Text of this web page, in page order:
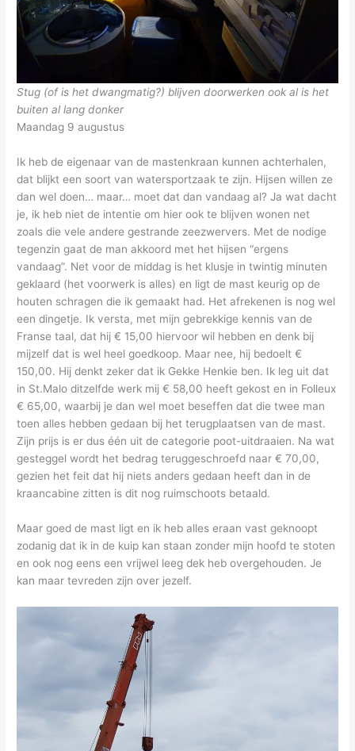
Stug (of is het dwangmatig?) blijven doorwerken ook al is het
buiten al lang donker
Maandag 9 augustus
Ik heb de eigenaar van de mastenkraan kunnen achterhalen,
dat blijkt een soort van watersportzaak te zijn. Hijsen willen ze
dan wel doen… maar… moet dat dan vandaag al? Ja wat dacht
je, ik heb niet de intentie om hier ook te blijven wonen net
zoals die vele andere gestrande zeezwervers. Met de nodige
tegenzin gaat de man akkoord met het hijsen “ergens
vandaag”. Net voor de middag is het klusje in twintig minuten
geklaard (het voorwerk is alles) en ligt de mast keurig op de
houten schragen die ik gemaakt had. Het afrekenen is nog wel
een dingetje. Ik versta, met mijn gebrekkige kennis van de
Franse taal, dat hij € 15,00 hiervoor wil hebben en denk bij
mijzelf dat is wel heel goedkoop. Maar nee, hij bedoelt €
150,00. Hij denkt zeker dat ik Gekke Henkie ben. Ik leg uit dat
in St.Malo ditzelfde werk mij € 58,00 heeft gekost en in Folleux
€ 65,00, waarbij je dan wel moet beseffen dat die twee man
toen alles hebben gedaan bij het terugplaatsen van de mast.
Zijn prijs is er dus één uit de categorie poot-uitdraaien. Na wat
gesteggel wordt het bedrag teruggeschroefd naar € 70,00,
gezien het feit dat hij niets anders gedaan heeft dan in de
kraancabine zitten is dit nog ruimschoots betaald.
Maar goed de mast ligt en ik heb alles eraan vast geknoopt
zodanig dat ik in de kuip kan staan zonder mijn hoofd te stoten
en ook nog eens een vrijwel leeg dek heb overgehouden. Je
kan maar tevreden zijn over jezelf.